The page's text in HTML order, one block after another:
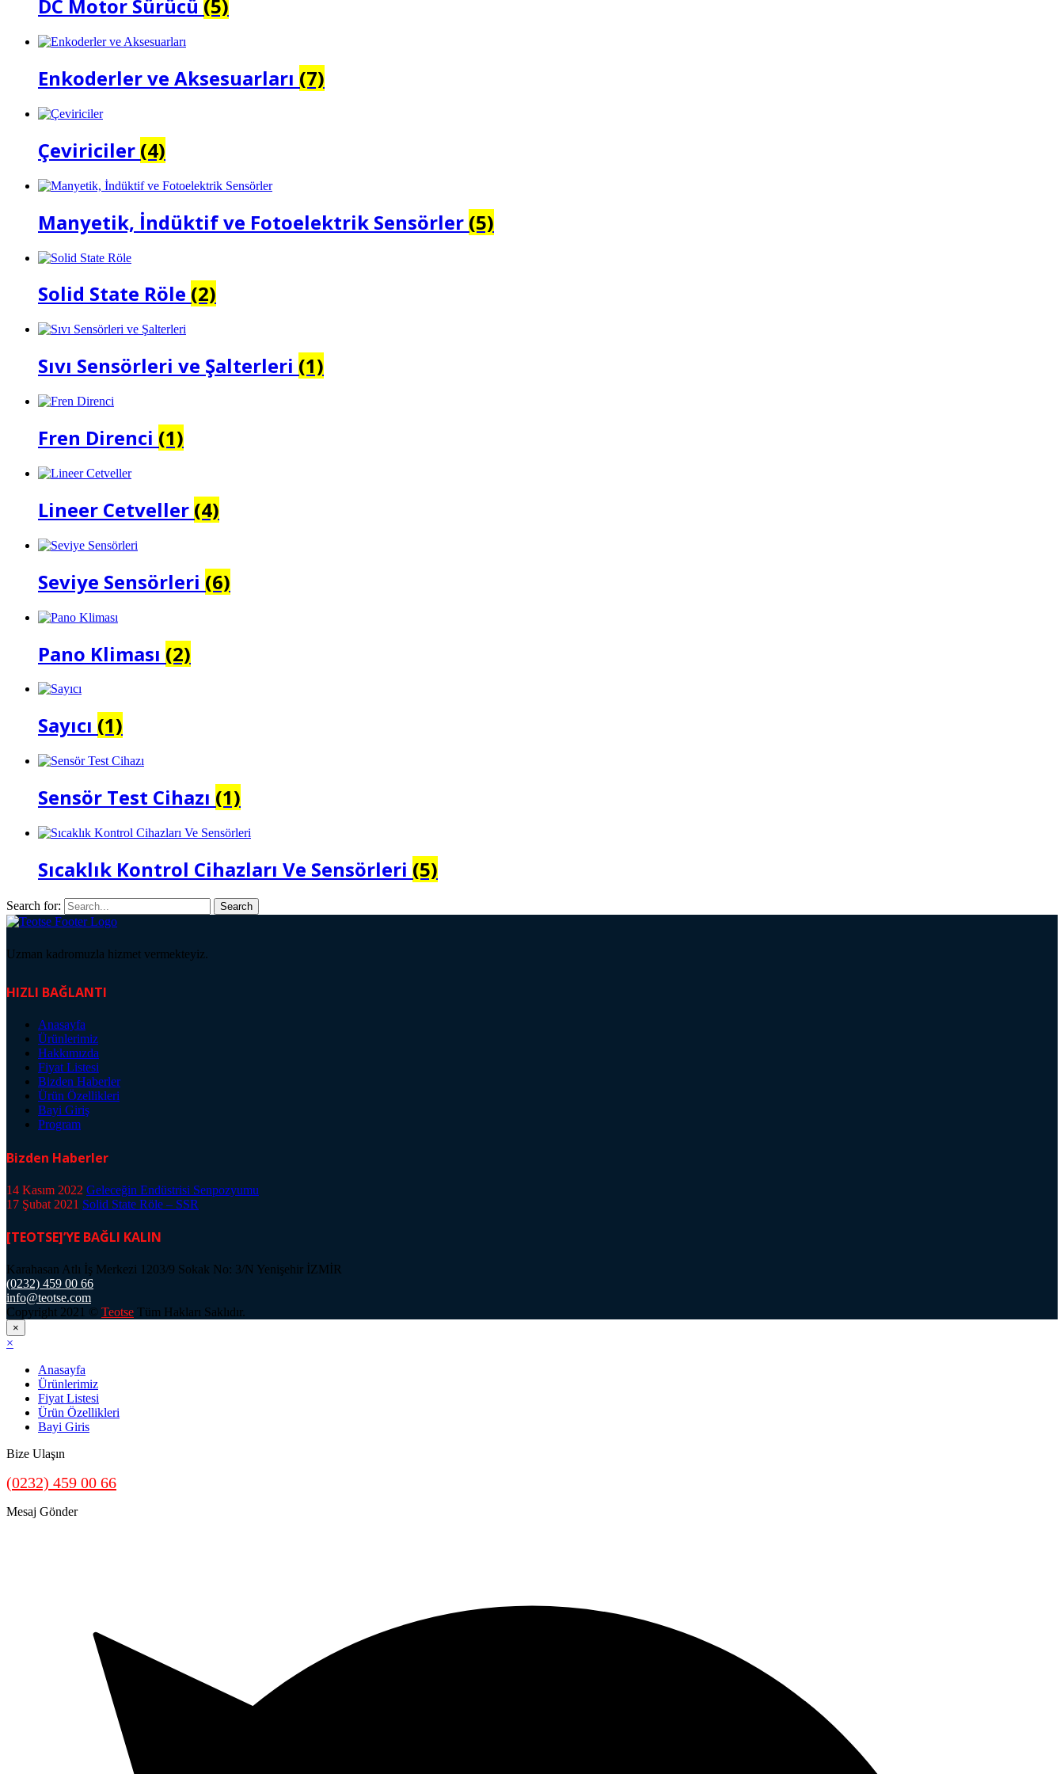
DC Motor Sürücü (5)
Enkoderler ve Aksesuarları (7)
Çeviriciler (4)
Manyetik, İndüktif ve Fotoelektrik Sensörler (5)
Solid State Röle (2)
Sıvı Sensörleri ve Şalterleri (1)
Fren Direnci (1)
Lineer Cetveller (4)
Seviye Sensörleri (6)
Pano Kliması (2)
Sayıcı (1)
Sensör Test Cihazı (1)
Sıcaklık Kontrol Cihazları Ve Sensörleri (5)
Search for:
Uzman kadromuzla hizmet vermekteyiz.
HIZLI BAĞLANTI
Anasayfa
Ürünlerimiz
Hakkımızda
Fiyat Listesi
Bizden Haberler
Ürün Özellikleri
Bayi Giriş
Program
Bizden Haberler
14 Kasım 2022 Geleceğin Endüstrisi Senpozyumu
17 Şubat 2021 Solid State Röle – SSR
[TEOTSE]’YE BAĞLI KALIN
Karahasan Atlı İş Merkezi 1203/9 Sokak No: 3/N Yenişehir İZMİR
(0232) 459 00 66
info@teotse.com
Copyright 2021 © Teotse Tüm Hakları Saklıdır.
×
×
Anasayfa
Ürünlerimiz
Fiyat Listesi
Ürün Özellikleri
Bayi Giris
Bize Ulaşın
(0232) 459 00 66
Mesaj Gönder